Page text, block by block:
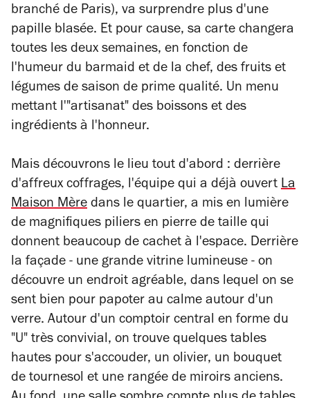
branché de Paris), va surprendre plus d'une
papille blasée. Et pour cause, sa carte changera
toutes les deux semaines, en fonction de
l'humeur du barmaid et de la chef, des fruits et
légumes de saison de prime qualité. Un menu
mettant l'"artisanat" des boissons et des
ingrédients à l'honneur.
Mais découvrons le lieu tout d'abord : derrière
d'affreux coffrages, l'équipe qui a déjà ouvert La
Maison Mère dans le quartier, a mis en lumière
de magnifiques piliers en pierre de taille qui
donnent beaucoup de cachet à l'espace. Derrière
la façade - une grande vitrine lumineuse - on
découvre un endroit agréable, dans lequel on se
sent bien pour papoter au calme autour d'un
verre. Autour d'un comptoir central en forme du
"U" très convivial, on trouve quelques tables
hautes pour s'accouder, un olivier, un bouquet
de tournesol et une rangée de miroirs anciens.